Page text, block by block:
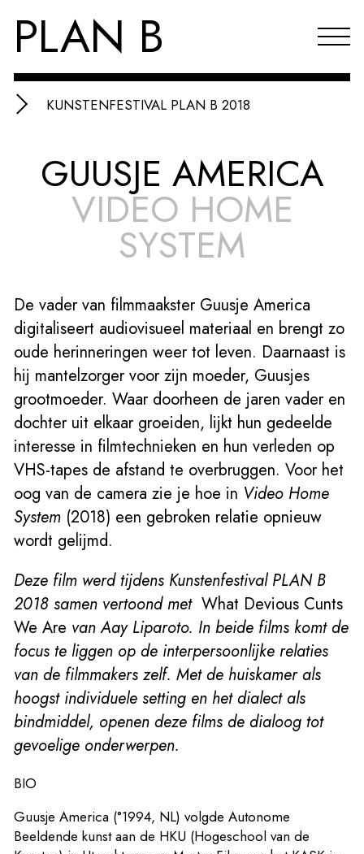
PLAN B
Agenda
Reflecties & publicaties
Over PLAN B
EN
KUNSTENFESTIVAL PLAN B 2018
GUUSJE AMERICA
VIDEO HOME
SYSTEM
De vader van filmmaakster Guusje America
digitaliseert audiovisueel materiaal en brengt zo
oude herinneringen weer tot leven. Daarnaast is
hij mantelzorger voor zijn moeder, Guusjes
grootmoeder. Waar doorheen de jaren vader en
dochter uit elkaar groeiden, lijkt hun gedeelde
interesse in filmtechnieken en hun verleden op
VHS-tapes de afstand te overbruggen. Voor het
oog van de camera zie je hoe in Video Home
System (2018) een gebroken relatie opnieuw
wordt gelijmd.
Deze film werd tijdens Kunstenfestival PLAN B
2018 samen vertoond met What Devious Cunts
We Are van Aay Liparoto. In beide films komt de
focus te liggen op de interpersoonlijke relaties
van de filmmakers zelf. Met de huiskamer als
hoogst individuele setting en het dialect als
bindmiddel, openen deze films de dialoog tot
gevoelige onderwerpen.
BIO
Guusje America (°1994, NL) volgde Autonome
Beeldende kunst aan de HKU (Hogeschool van de